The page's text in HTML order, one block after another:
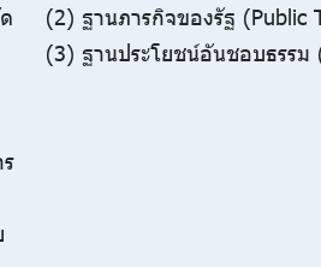
(2) ฐานภารกิจของรัฐ (Public
(3) ฐานประโยชน์อันชอบธรรม